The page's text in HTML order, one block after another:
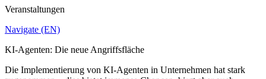
Veranstaltungen
Navigate (EN)
KI-Agenten: Die neue Angriffsfläche
Die Implementierung von KI-Agenten in Unternehmen hat stark